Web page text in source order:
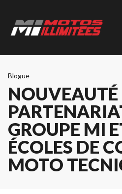
Blogue
NOUVEAUTÉ
GROUPE MI
ÉCOLES DE
MOTO